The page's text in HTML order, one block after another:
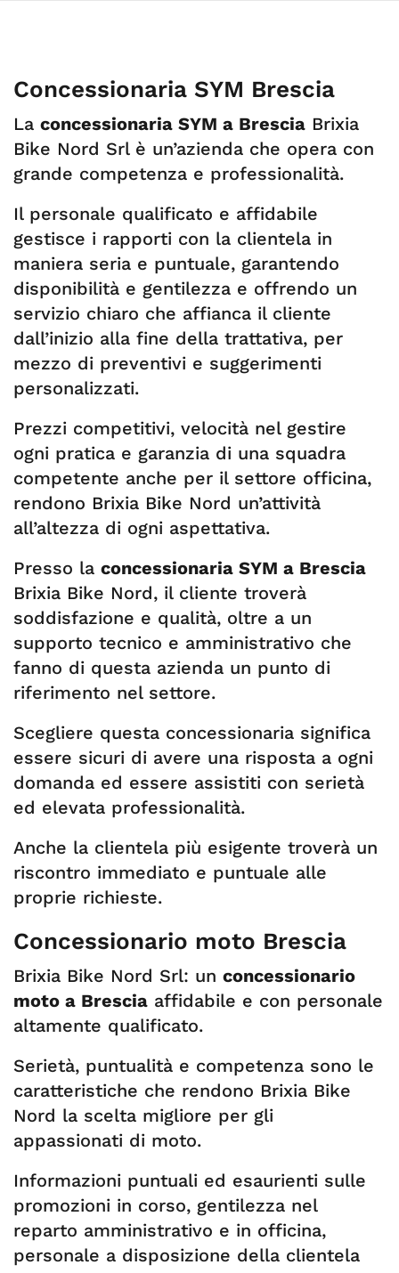
Concessionaria SYM Brescia
La concessionaria SYM a Brescia Brixia
Bike Nord Srl è un’azienda che opera con
grande competenza e professionalità.
Il personale qualificato e affidabile
gestisce i rapporti con la clientela in
maniera seria e puntuale, garantendo
disponibilità e gentilezza e offrendo un
servizio chiaro che affianca il cliente
dall’inizio alla fine della trattativa, per
mezzo di preventivi e suggerimenti
personalizzati.
Prezzi competitivi, velocità nel gestire
ogni pratica e garanzia di una squadra
competente anche per il settore officina,
rendono Brixia Bike Nord un’attività
all’altezza di ogni aspettativa.
Presso la concessionaria SYM a Brescia
Brixia Bike Nord, il cliente troverà
soddisfazione e qualità, oltre a un
supporto tecnico e amministrativo che
fanno di questa azienda un punto di
riferimento nel settore.
Scegliere questa concessionaria significa
essere sicuri di avere una risposta a ogni
domanda ed essere assistiti con serietà
ed elevata professionalità.
Anche la clientela più esigente troverà un
riscontro immediato e puntuale alle
proprie richieste.
Concessionario moto Brescia
Brixia Bike Nord Srl: un concessionario
moto a Brescia affidabile e con personale
altamente qualificato.
Serietà, puntualità e competenza sono le
caratteristiche che rendono Brixia Bike
Nord la scelta migliore per gli
appassionati di moto.
Informazioni puntuali ed esaurienti sulle
promozioni in corso, gentilezza nel
reparto amministrativo e in officina,
personale a disposizione della clientela